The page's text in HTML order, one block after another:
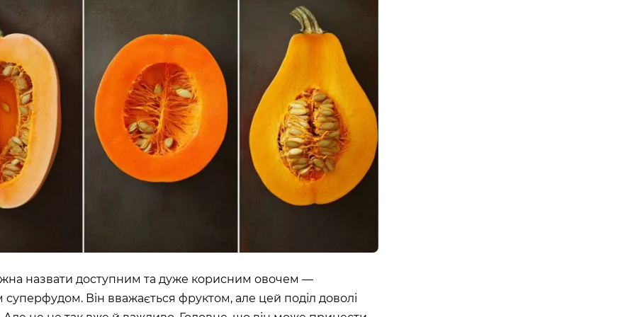
ВІДКРИТЕ ТРЕНУВАННЯ. YOGA
ROOFTOP. EPISODE 1
Сб 23 Травня
🌳 Аутдор-зони
назвати доступним та дуже корисним овочем —
суперфудом. Він вважається фруктом, але цей поділ доволі